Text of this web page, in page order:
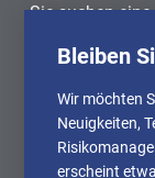
Wir
stetig
Sie suchen
Bleiben
Wir möchten
Neuigkeiten,
erscheint